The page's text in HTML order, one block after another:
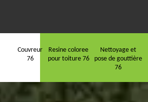
Couvreur
76
Resine coloree
pour toiture 76
Nettoyage et
pose de gouttière
76